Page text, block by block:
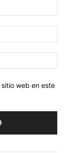
web en este